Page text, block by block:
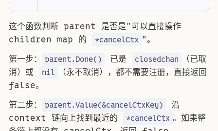
这个函数判断 parent 是否是"可以直接操作
children map 的
*cancelCtx "。
第一步：
parent.Done() 已是 closedchan
（已取
消）或
nil
（永不取消），都不需要注册，直接返回
false。
第二步：
parent.Value(&cancelCtxKey)
沿
context 链向上找到最近的
*cancelCtx 。如果整